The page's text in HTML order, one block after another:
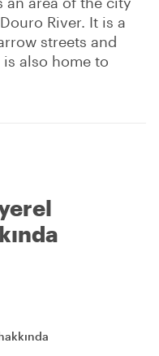
River. It is a
streets and
also home to